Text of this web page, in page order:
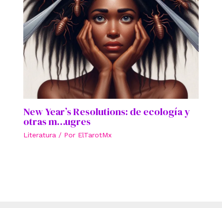
New Year’s Resolutions: de ecología y
otras m…ugres
Literatura / Por ElTarotMx